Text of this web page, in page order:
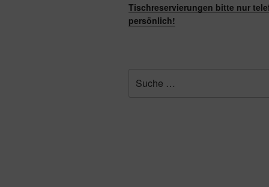
Tischreservierungen bitte nur
persönlich!
nach: